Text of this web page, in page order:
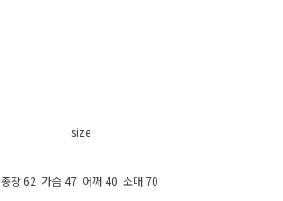
size
총장 62 가슴 47 어깨 40 소매 70